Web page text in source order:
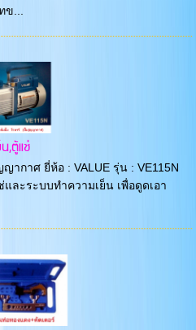
...
,ตู้แช่
ากาศ ยี่ห้อ : VALUE รุ่น : VE115N
ละระบบทำความเย็น เพื่อดูดเอา